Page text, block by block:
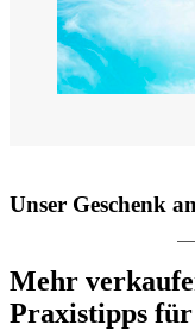
Unser Geschenk
Mehr
Praxistipps